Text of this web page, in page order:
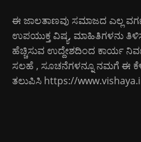
ಈ ಜಾಲತಾಣವು ಸಮಾಜದ ಎಲ್ಲ
ಉಪಯುಕ್ತ ವಿಷ್ಯ, ಮಾಹಿತಿಗಳನು
ಹೆಚ್ಚಿಸುವ ಉದ್ದೇಶದಿಂದ ಕಾರ್ಯ
ಸಲಹೆ , ಸೂಚನೆಗಳನ್ನೂ ನಮಗೆ
ತಲುಪಿಸಿ https://